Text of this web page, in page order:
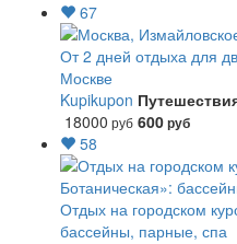
67
От 2 дней отдыха для
Москве
Kupikupon
18000 руб 600руб
58
Отдых на городском
бассейны, парные, спа